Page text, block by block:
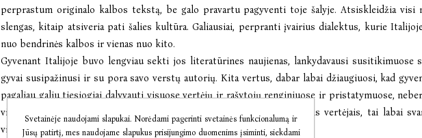
perprastum originalo kalbos tekstą, be galo pravartu pagyventi toje šalyje. Atsiskleidžia visi
slengas, kitaip atsiveria pati šalies kultūra. Galiausiai, perpranti įvairius dialektus, kurie
nuo bendrinės kalbos ir vienas nuo kito.
Gyvenant Italijoje buvo lengviau sekti jos literatūrines naujienas, lankydavausi susitikimuose
gyvai susipažinusi ir su pora savo verstų autorių. Kita vertus, dabar labai džiaugiuosi, kad
pagaliau galiu tiesiogiai dalyvauti visuose vertėjų ir rašytojų renginiuose ir pristatymuose,
visko sekti per atstumą. Yra galimybė gyvai pabendrauti su kolegomis vertėjais, tai labai
vienumoje.
Svetainėje naudojami slapukai. Norėdami pagerinti svetainės funkcionalumą ir
Jūsų patirtį, mes naudojame slapukus prisijungimo duomenims įsiminti, siekdami